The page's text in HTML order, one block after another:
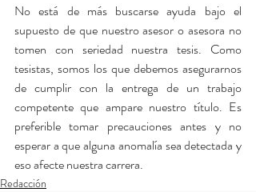
No está de más buscarse ayuda bajo el
supuesto de que nuestro asesor o asesora no
tomen con seriedad nuestra tesis. Como
tesistas, somos los que debemos asegurarnos
de cumplir con la entrega de un trabajo
competente que ampare nuestro título. Es
preferible tomar precauciones antes y no
esperar a que alguna anomalía sea detectada y
eso afecte nuestra carrera.
Redacción